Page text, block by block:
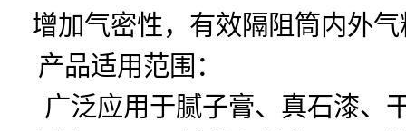
增加气密性，有效隔阻筒内外
产品适用范围：
广泛应用于腻子膏、真石漆、